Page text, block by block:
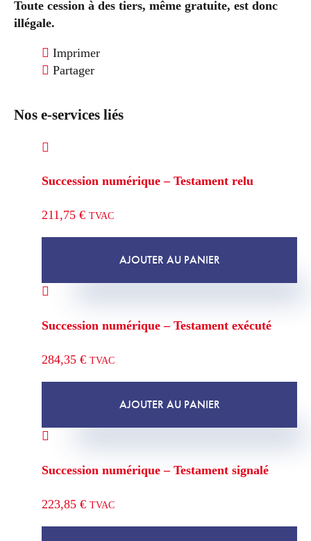
Toute cession à des tiers, même gratuite, est donc
illégale.
Imprimer
Partager
Nos e-services liés
Succession numérique – Testament relu
211,75 € TVAC
AJOUTER AU PANIER
Succession numérique – Testament exécuté
284,35 € TVAC
AJOUTER AU PANIER
Succession numérique – Testament signalé
223,85 € TVAC